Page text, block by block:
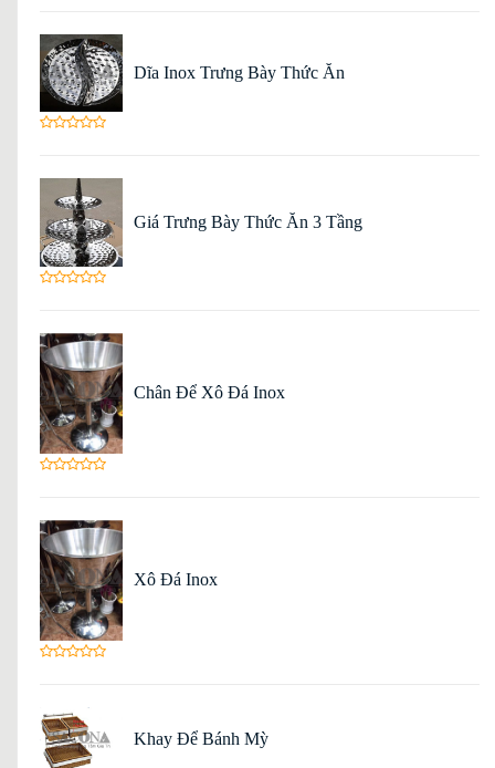
Dĩa Inox Trưng Bày Thức Ăn
Giá Trưng Bày Thức Ăn 3 Tầng
Chân Để Xô Đá Inox
Xô Đá Inox
Khay Để Bánh Mỳ